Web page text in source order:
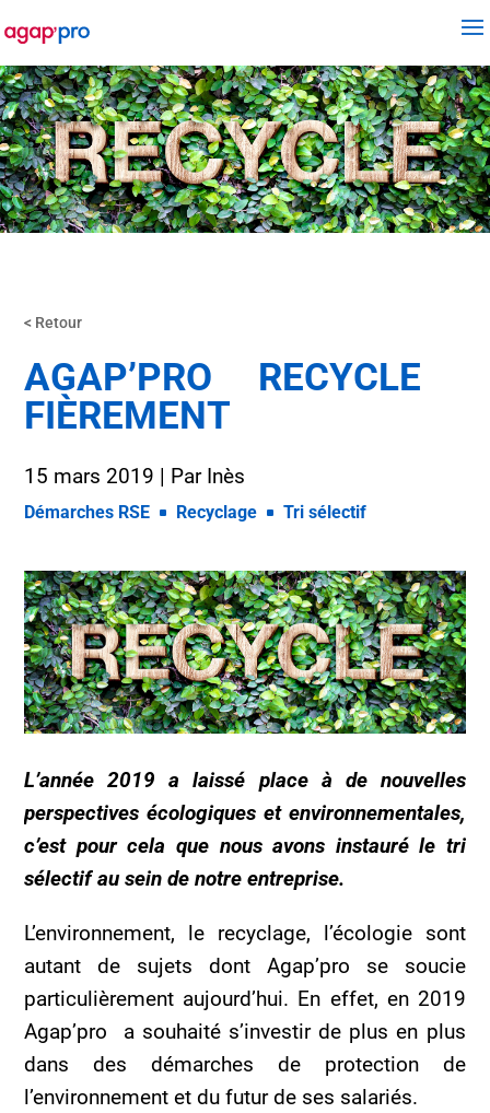
< Retour
AGAP’PRO RECYCLE
FIÈREMENT
15 mars 2019 | Par Inès
Démarches RSE Recyclage Tri sélectif
L’année 2019 a laissé place à de nouvelles
perspectives écologiques et environnementales,
c’est pour cela que nous avons instauré le tri
sélectif au sein de notre entreprise.
L’environnement, le recyclage, l’écologie sont
autant de sujets dont Agap’pro se soucie
particulièrement aujourd’hui. En effet, en 2019
Agap’pro a souhaité s’investir de plus en plus
dans des démarches de protection de
l’environnement et du futur de ses salariés.